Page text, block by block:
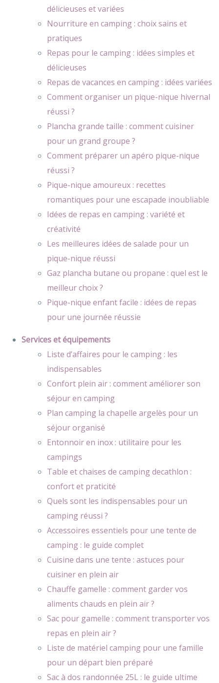
délicieuses et variées
Nourriture en camping : choix sains et
pratiques
Repas pour le camping : idées simples et
délicieuses
Repas de vacances en camping : idées variées
Comment organiser un pique-nique hivernal
réussi ?
Plancha grande taille : comment cuisiner
pour un grand groupe ?
Comment préparer un apéro pique-nique
réussi ?
Pique-nique amoureux : recettes
romantiques pour une escapade inoubliable
Idées de repas en camping : variété et
créativité
Les meilleures idées de salade pour un
pique-nique réussi
Gaz plancha butane ou propane : quel est le
meilleur choix ?
Pique-nique enfant facile : idées de repas
pour une journée réussie
Services et équipements
Liste d’affaires pour le camping : les
indispensables
Confort plein air : comment améliorer son
séjour en camping
Plan camping la chapelle argelès pour un
séjour organisé
Entonnoir en inox : utilitaire pour les
campings
Table et chaises de camping decathlon :
confort et praticité
Quels sont les indispensables pour un
camping réussi ?
Accessoires essentiels pour une tente de
camping : le guide complet
Cuisine dans une tente : astuces pour
cuisiner en plein air
Chauffe gamelle : comment garder vos
aliments chauds en plein air ?
Sac pour gamelle : comment transporter vos
repas en plein air ?
Liste de matériel camping pour une famille
pour un départ bien préparé
Sac à dos randonnée 25L : le guide ultime